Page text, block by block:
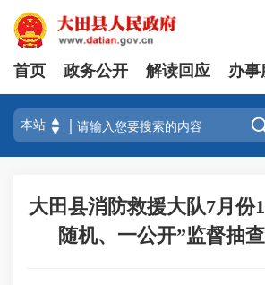
首页 政务公开 解读回应 办事
大田县消防救援大队7月份
随机、一公开”监督抽